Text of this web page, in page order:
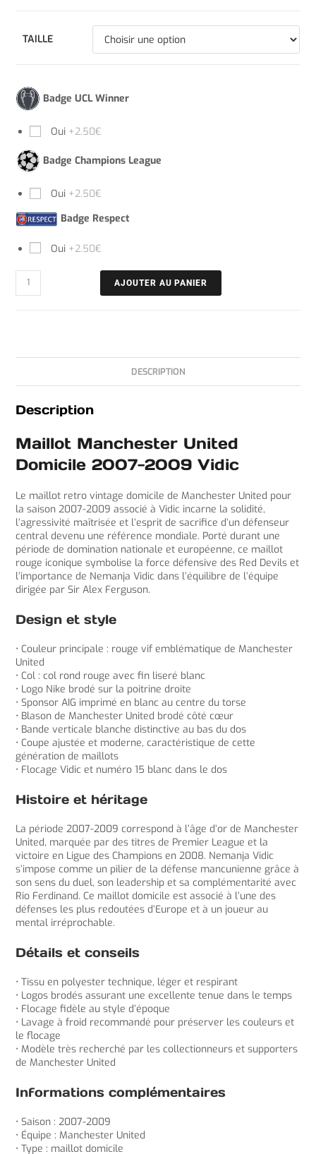
TAILLE
Badge UCL Winner
Oui +2.50€
Badge Champions League
Oui +2.50€
Badge Respect
Oui +2.50€
AJOUTER AU PANIER
DESCRIPTION
Description
Maillot Manchester United
Domicile 2007-2009 Vidic
Le maillot retro vintage domicile de Manchester United pour
la saison 2007-2009 associé à Vidic incarne la solidité,
l’agressivité maîtrisée et l’esprit de sacrifice d’un défenseur
central devenu une référence mondiale. Porté durant une
période de domination nationale et européenne, ce maillot
rouge iconique symbolise la force défensive des Red Devils et
l’importance de Nemanja Vidic dans l’équilibre de l’équipe
dirigée par Sir Alex Ferguson.
Design et style
• Couleur principale : rouge vif emblématique de Manchester
United
• Col : col rond rouge avec fin liseré blanc
• Logo Nike brodé sur la poitrine droite
• Sponsor AIG imprimé en blanc au centre du torse
• Blason de Manchester United brodé côté cœur
• Bande verticale blanche distinctive au bas du dos
• Coupe ajustée et moderne, caractéristique de cette
génération de maillots
• Flocage Vidic et numéro 15 blanc dans le dos
Histoire et héritage
La période 2007-2009 correspond à l’âge d’or de Manchester
United, marquée par des titres de Premier League et la
victoire en Ligue des Champions en 2008. Nemanja Vidic
s’impose comme un pilier de la défense mancunienne grâce à
son sens du duel, son leadership et sa complémentarité avec
Rio Ferdinand. Ce maillot domicile est associé à l’une des
défenses les plus redoutées d’Europe et à un joueur au
mental irréprochable.
Détails et conseils
• Tissu en polyester technique, léger et respirant
• Logos brodés assurant une excellente tenue dans le temps
• Flocage fidèle au style d’époque
• Lavage à froid recommandé pour préserver les couleurs et
le flocage
• Modèle très recherché par les collectionneurs et supporters
de Manchester United
Informations complémentaires
• Saison : 2007-2009
• Équipe : Manchester United
• Type : maillot domicile